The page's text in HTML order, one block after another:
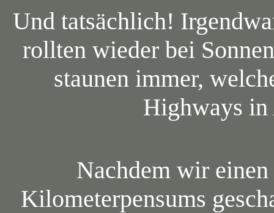
Und tatsächlich!
rollten wieder bei
staunen immer,
Highways in
Nachdem wir
Kilometerpensums